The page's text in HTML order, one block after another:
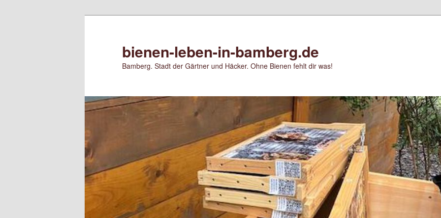
bienen-leben-in-bamberg.de
Bamberg. Stadt der Gärtner und Häcker. Ohne Bienen fehlt dir was!